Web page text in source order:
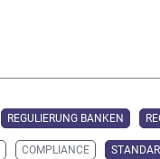
REGULIERUNG BANKEN
COMPLIANCE